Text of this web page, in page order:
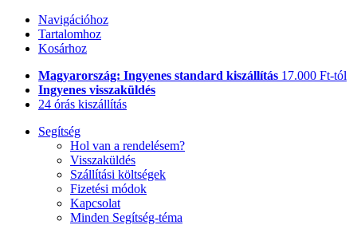
Navigációhoz
Tartalomhoz
Kosárhoz
Magyarország: Ingyenes standard kiszállítás 17.000 Ft-tól
Ingyenes visszaküldés
24 órás kiszállítás
Segítség
Hol van a rendelésem?
Visszaküldés
Szállítási költségek
Fizetési módok
Kapcsolat
Minden Segítség-téma